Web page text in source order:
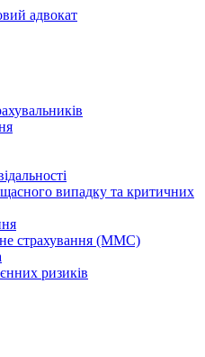
випадку та критичних
страхування (ММС)
ризиків